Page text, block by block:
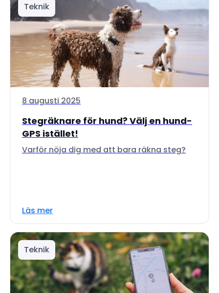
Teknik
8 augusti 2025
Stegräknare för hund? Välj en hund-
GPS istället!
Varför nöja dig med att bara räkna steg?
Läs mer
Teknik